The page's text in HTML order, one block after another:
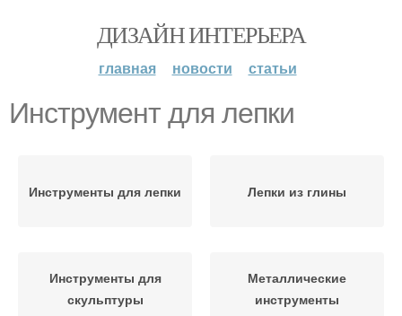
ДИЗАЙН ИНТЕРЬЕРА
главная новости статьи
Инструмент для лепки
Инструменты для лепки Лепки из глины
Инструменты для
скульптуры
Металлические
инструменты